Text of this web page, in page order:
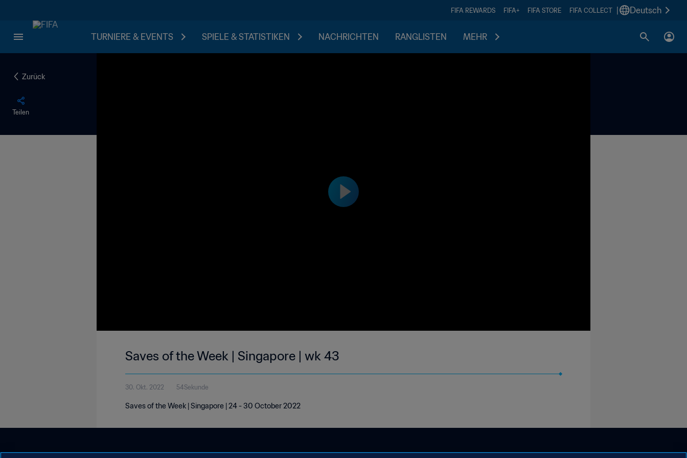
FIFA REWARDS FIFA+ FIFA STORE FIFA COLLECT Deutsch
TURNIERE & EVENTS SPIELE & STATISTIKEN NACHRICHTEN RANGLISTEN MEHR
Zurück
Teilen
Saves of the Week | Singapore | wk 43
30. Okt. 2022 54Sekunde
Saves of the Week | Singapore | 24 - 30 October 2022